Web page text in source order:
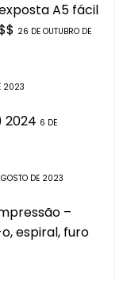
A5 fácil
26 DE OUTUBRO DE
2023
2024 6 DE
DE 2023
–
espiral, furo